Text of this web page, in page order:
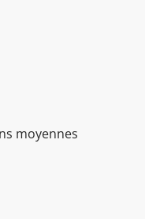
moyennes